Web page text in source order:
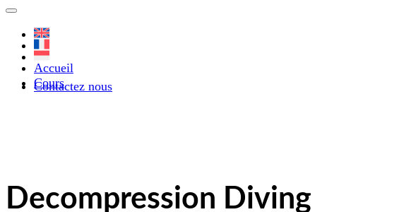
Accueil
Cours
Contactez nous
Decompression Diving